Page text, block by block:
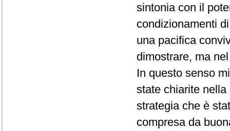
sintonia con il
condizionamenti
una pacifica
dimostrare, ma
In questo senso
state chiarite
strategia che è
compresa da